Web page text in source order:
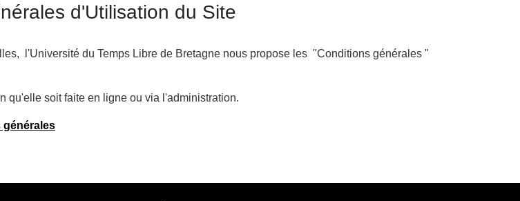
d'Utilisation du Site
l'Université du Temps Libre de Bretagne nous propose les "Conditions générales "
qu'elle soit faite en ligne ou via l'administration.